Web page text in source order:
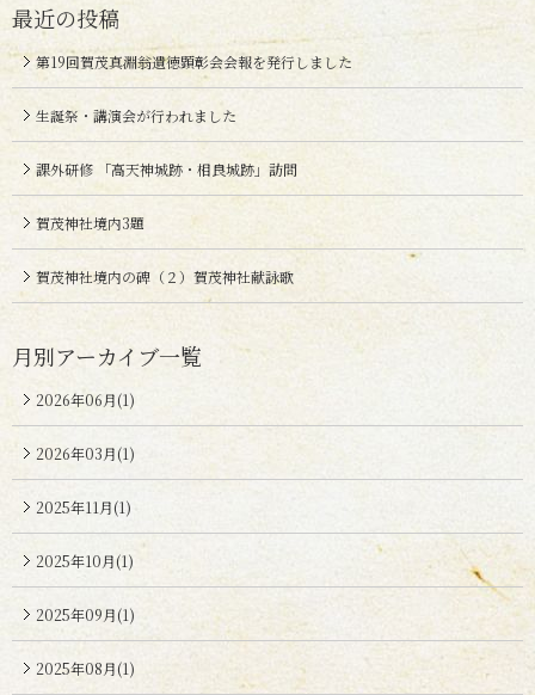
最近の投稿
第19回賀茂真淵翁遺徳顕彰会会報を発行しました
生誕祭・講演会が行われました
課外研修 「高天神城跡・相良城跡」訪問
賀茂神社境内3題
賀茂神社境内の碑（２）賀茂神社献詠歌
月別アーカイブ一覧
2026年06月(1)
2026年03月(1)
2025年11月(1)
2025年10月(1)
2025年09月(1)
2025年08月(1)